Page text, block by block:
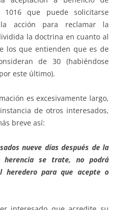
que puede solicitarse
acción para reclamar la
la doctrina en cuanto al
los que entienden que es de
de 30 (habiéndose
este último).
es excesivamente largo,
de otros interesados,
breve así:
nueve días después de la
se trate, no podrá
heredero para que acepte o